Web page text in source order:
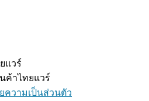
แวร์
ค้าไทยแวร์
ความเป็นส่วนตัว